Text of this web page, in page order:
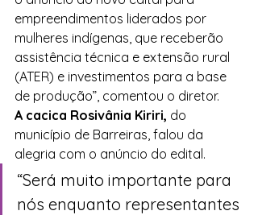
empreendimentos liderados por
mulheres indígenas, que receberão
assistência técnica e extensão rural
(ATER) e investimentos para a base
de produção”, comentou o diretor.
A cacica Rosivânia Kiriri, do
município de Barreiras, falou da
alegria com o anúncio do edital.
“Será muito importante para
nós enquanto representantes